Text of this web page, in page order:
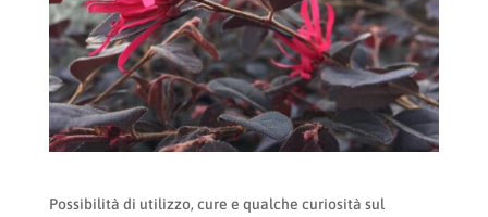
Possibilità di utilizzo, cure e qualche curiosità sul